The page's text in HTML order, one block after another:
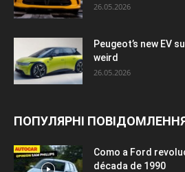
26.05.2026
Peugeot’s new EV
weird
26.05.2026
ПОПУЛЯРНІ
Como a Ford
década de 1990